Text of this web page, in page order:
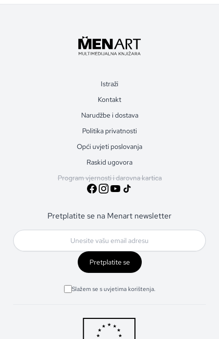
Istraži
Kontakt
Narudžbe i dostava
Politika privatnosti
Opći uvjeti poslovanja
Raskid ugovora
Program vjernosti i darovna kartica
Pretplatite se na Menart newsletter
Pretplatite se
Slažem se s uvjetima korištenja.